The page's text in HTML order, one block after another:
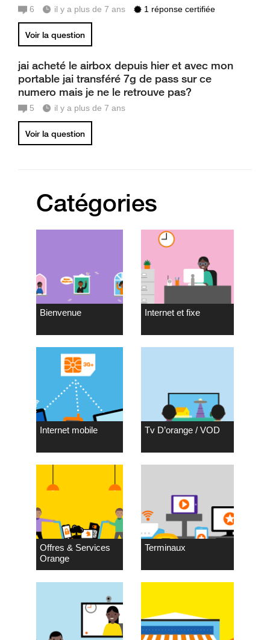
6 il y a plus de 7 ans 1 réponse certifiée
Voir la question
jai acheté le airbox depuis hier et avec mon
portable jai transféré 7g de pass sur ce
numero mais je ne le retrouve pas?
5 il y a plus de 7 ans
Voir la question
Catégories
Bienvenue Internet et fixe
Internet mobile Tv D’orange / VOD
Offres & Services
Orange
Terminaux